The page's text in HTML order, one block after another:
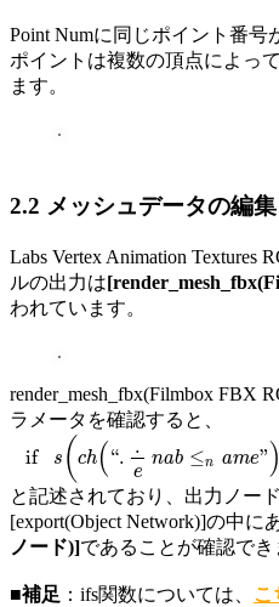
Point Numに同じポイント番
ポイントは複数の頂点によっ
ます。
2.2 メッシュデータの編集
Labs Vertex Animation Textures
ルの出力は
われています。
render_mesh_fbx(Filmbox FBX
ラメータを確認すると、
if s ( ch( “. .
e
nab ≤n ame” )
ifs (c ..e na b≤nam ”)== 1
と記述されており、出力ノー
[export(Object Network)]の中に
ノード)]であることが確認でき
■補足 ：ifs関数については、 こ